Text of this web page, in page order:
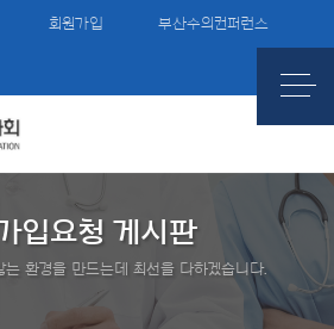
회원가입 부산수의컨퍼런스
입요청 게시판
환경을 만드는데 최선을 다하겠습니다.